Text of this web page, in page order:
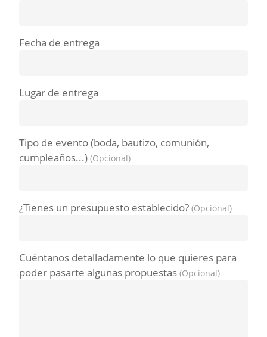
Fecha de entrega
Lugar de entrega
Tipo de evento (boda, bautizo, comunión,
cumpleaños...) (Opcional)
¿Tienes un presupuesto establecido? (Opcional)
Cuéntanos detalladamente lo que quieres para
poder pasarte algunas propuestas (Opcional)